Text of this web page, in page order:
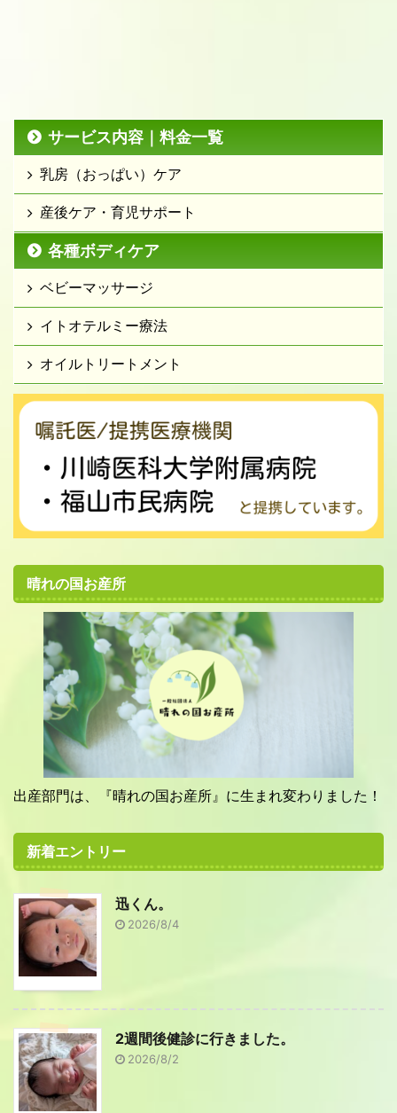
サービス内容｜料金一覧
乳房（おっぱい）ケア
産後ケア・育児サポート
各種ボディケア
ベビーマッサージ
イトオテルミー療法
オイルトリートメント
晴れの国お産所
出産部門は、『晴れの国お産所』に生まれ変わりました！
新着エントリー
迅くん。
2026/8/4
2週間後健診に行きました。
2026/8/2